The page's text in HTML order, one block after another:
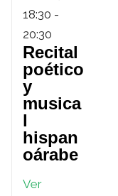
18:30 -
20:30
Recital
poético
y
musica
l
hispan
oárabe
Ver